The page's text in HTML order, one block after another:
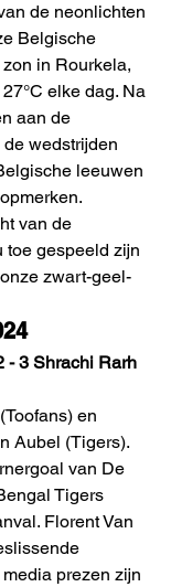
de neonlichten
Belgische
in Rourkela,
elke dag. Na
aan de
wedstrijden
leeuwen
van de
toe gespeeld zijn
zwart-geel-
- 3 Shrachi Rarh
en
Aubel (Tigers).
van De
Tigers
Florent Van
prezen zijn